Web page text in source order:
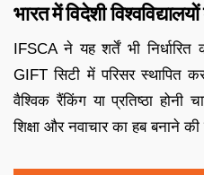
भारत में विदेशी
IFSCA ने यह शर्तें भी निर्धारित
GIFT सिटी में परिसर स्थापित
वैश्विक रैंकिंग या प्रतिष्ठा होनी
शिक्षा और नवाचार का हब बनाने